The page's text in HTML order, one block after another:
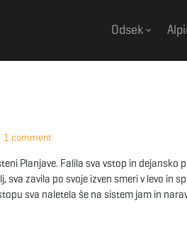
Odsek
1 comment
Planjave. Falila sva vstop in dejansko
zavila po svoje izven smeri v levo in
sva naletela še na sistem jam in